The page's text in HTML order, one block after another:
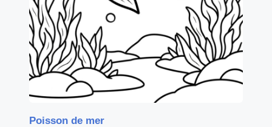
Poisson de mer